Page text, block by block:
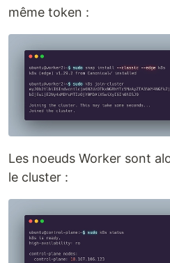
même token :
Les noeuds Worker sont
le cluster :